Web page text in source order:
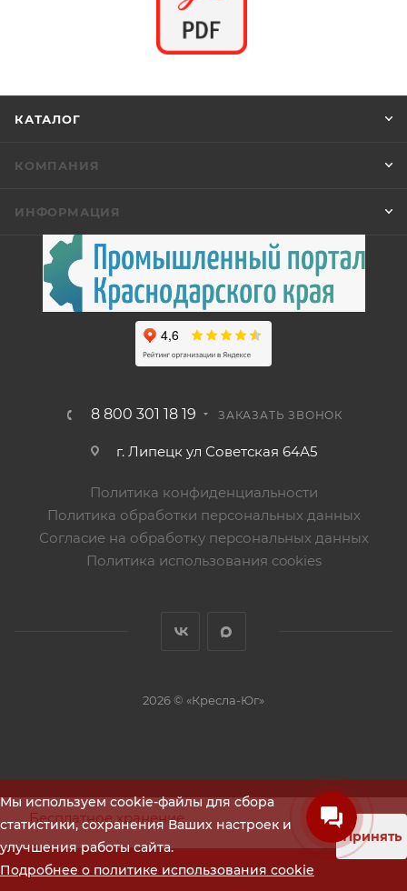
ЗАКАЗАТЬ
КАТАЛОГ
КОМПАНИЯ
ИНФОРМАЦИЯ
8 800 301 18 19 ЗАКАЗАТЬ ЗВОНОК
г. Липецк ул Советская 64А5
Политика конфиденциальности
Политика обработки персональных данных
Согласие на обработку персональных данных
Политика использования cookies
2026 © «Кресла-Юг»
Бесплатное хранение
Помощь в тендере
Минимальный аванс от 10%
Мы используем cookie-файлы для сбора
статистики, сохранения Ваших настроек и
улучшения работы сайта.
Подробнее о политике использования cookie
Принять